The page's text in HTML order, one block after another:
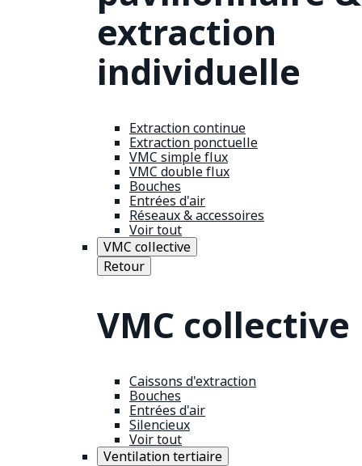
extraction
individuelle
Extraction continue
Extraction ponctuelle
VMC simple flux
VMC double flux
Bouches
Entrées d'air
Réseaux & accessoires
Voir tout
VMC collective
Retour
VMC collective
Caissons d'extraction
Bouches
Entrées d'air
Silencieux
Voir tout
Ventilation tertiaire